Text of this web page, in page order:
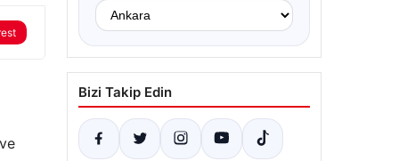
Bizi Takip Edin